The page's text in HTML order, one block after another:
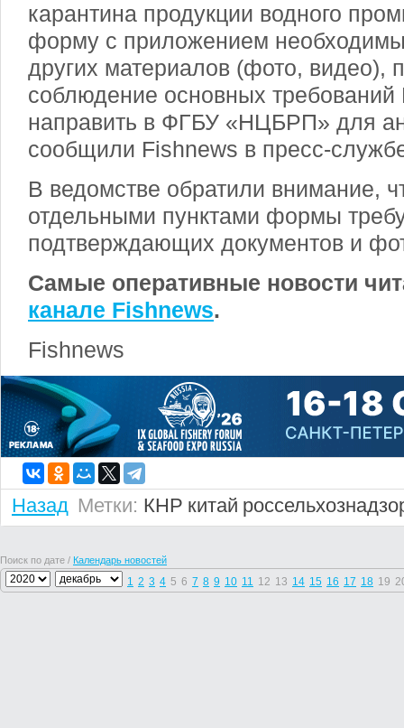
карантина продукции водного
форму с приложением
других материалов (фото, видео),
соблюдение основных
направить в ФГБУ «НЦБРП» для
сообщили Fishnews в пресс-
В ведомстве обратили внимание,
отдельными пунктами формы
подтверждающих документов и
Самые оперативные новости
канале Fishnews.
Fishnews
Назад Метки: КНР китай
Поиск по дате / Календарь новостей
1 2 3 4 5 6 7 8 9 10 11 12 13 14 15 16 17 18 19